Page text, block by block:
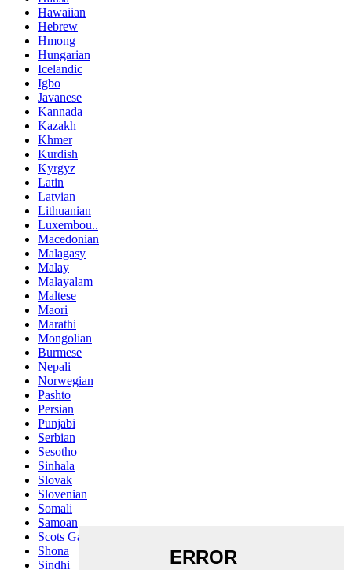
Hawaiian
Hebrew
Hmong
Hungarian
Icelandic
Igbo
Javanese
Kannada
Kazakh
Khmer
Kurdish
Kyrgyz
Latin
Latvian
Lithuanian
Luxembou..
Macedonian
Malagasy
Malay
Malayalam
Maltese
Maori
Marathi
Mongolian
Burmese
Nepali
Norwegian
Pashto
Persian
Punjabi
Serbian
Sesotho
Sinhala
Slovak
Slovenian
Somali
Samoan
Scots Gaelic
Shona
Sindhi